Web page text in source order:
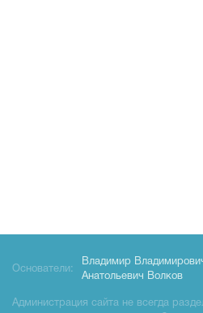
Основатели:
Владимир
Анатольевич Волков
Администрация сайта не всегда